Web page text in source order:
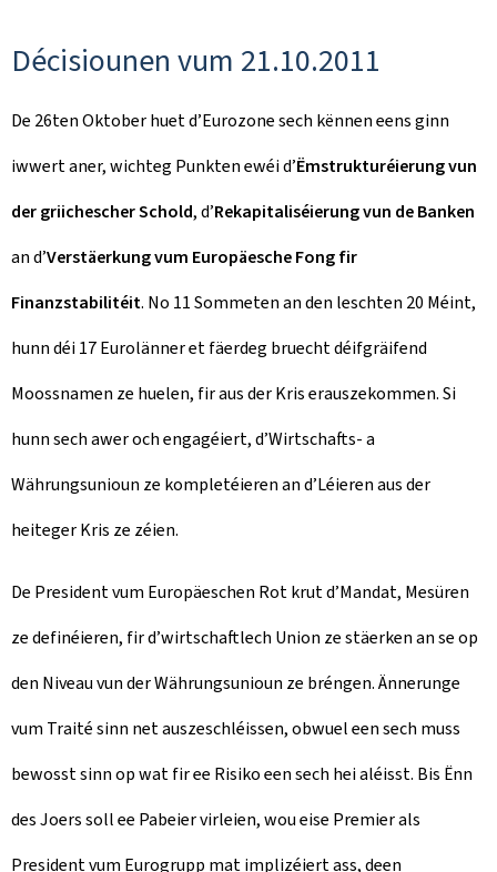
Décisiounen vum 21.10.2011
De 26ten Oktober huet d’Eurozone sech kënnen eens ginn
iwwert aner, wichteg Punkten ewéi d’Ëmstrukturéierung vun
der griichescher Schold, d’Rekapitaliséierung vun de Banken
an d’Verstäerkung vum Europäesche Fong fir
Finanzstabilitéit. No 11 Sommeten an den leschten 20 Méint,
hunn déi 17 Eurolänner et fäerdeg bruecht déifgräifend
Moossnamen ze huelen, fir aus der Kris erauszekommen. Si
hunn sech awer och engagéiert, d’Wirtschafts- a
Währungsunioun ze kompletéieren an d’Léieren aus der
heiteger Kris ze zéien.
De President vum Europäeschen Rot krut d’Mandat, Mesüren
ze definéieren, fir d’wirtschaftlech Union ze stäerken an se op
den Niveau vun der Währungsunioun ze bréngen. Ännerunge
vum Traité sinn net auszeschléissen, obwuel een sech muss
bewosst sinn op wat fir ee Risiko een sech hei aléisst. Bis Ënn
des Joers soll ee Pabeier virleien, wou eise Premier als
President vum Eurogrupp mat implizéiert ass, deen